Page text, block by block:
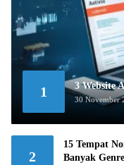
1 3 Website
30 November
2
15 Tempat
Banyak